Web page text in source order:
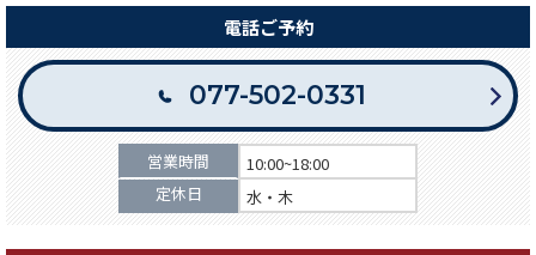
電話ご予約
077-502-0331
営業時間
10:00~18:00
定休日
水・木